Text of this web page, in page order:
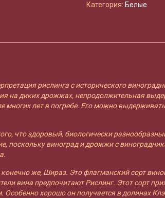
1961
Категория: Белые
рислинга с исторического
на диких дрожжах, непродолжительная
многих лет в погребе. Его можно
что здоровый, биологически
поскольку виноград и дрожжи с
же, Шираз. Это флагманский сорт
вина предпочитают Рислинг. Этот сорт
Особенно хорошо он получается в долинах